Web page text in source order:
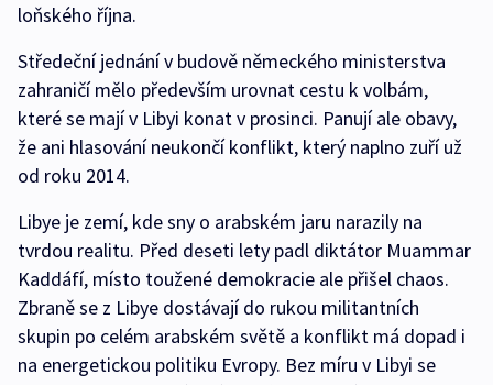
loňského října.
Středeční jednání v budově německého ministerstva
zahraničí mělo především urovnat cestu k volbám,
které se mají v Libyi konat v prosinci. Panují ale obavy,
že ani hlasování neukončí konflikt, který naplno zuří už
od roku 2014.
Libye je zemí, kde sny o arabském jaru narazily na
tvrdou realitu. Před deseti lety padl diktátor Muammar
Kaddáfí, místo toužené demokracie ale přišel chaos.
Zbraně se z Libye dostávají do rukou militantních
skupin po celém arabském světě a konflikt má dopad i
na energetickou politiku Evropy. Bez míru v Libyi se